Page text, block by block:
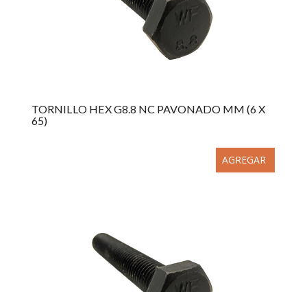
TORNILLO HEX G8.8 NC PAVONADO MM (6 X
65)
AGREGAR